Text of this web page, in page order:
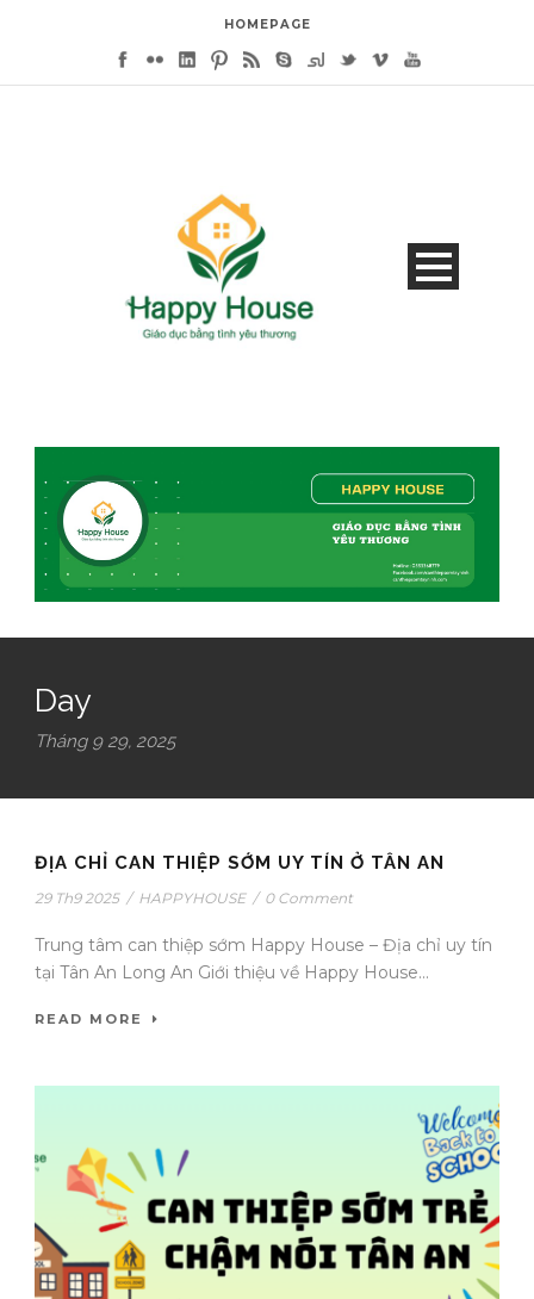
HOMEPAGE
Day
Tháng 9 29, 2025
ĐỊA CHỈ CAN THIỆP SỚM UY TÍN Ở TÂN AN
29 Th9 2025 / HAPPYHOUSE / 0 Comment
Trung tâm can thiệp sớm Happy House – Địa chỉ uy tín
tại Tân An Long An Giới thiệu về Happy House...
READ MORE